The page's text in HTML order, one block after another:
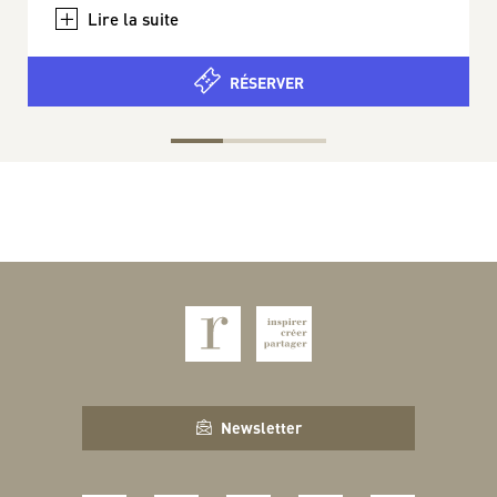
+
RÉSERVER
Newsletter